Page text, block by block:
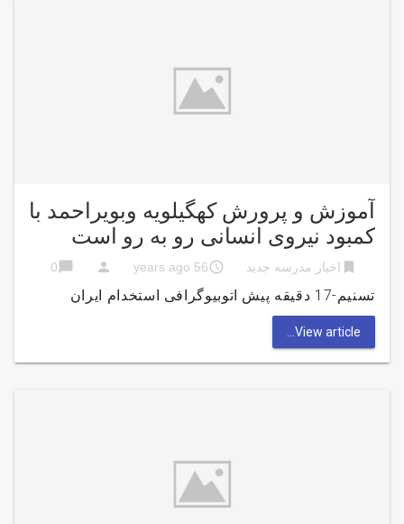
آموزش و پرورش کهگیلویه وبویراحمد با
کمبود نیروی انسانی رو به رو است
bookmark اخبار مدرسه جدید access_time
56 years ago
person
chat_bubble
0
تسنیم-17 دقیقه پیش اتوبیوگرافی استخدام ایران
View article...